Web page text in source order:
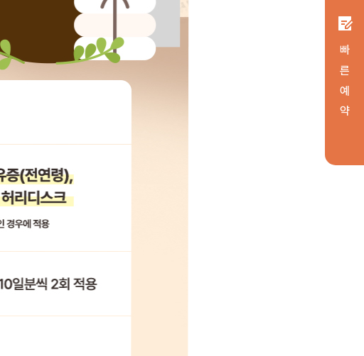
빠 른 예 약